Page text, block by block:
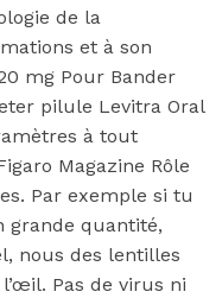
de la
et à son
mg Pour Bander
pilule Levitra Oral
à tout
Magazine Rôle
Par exemple si tu
grande quantité,
nous des lentilles
Pas de virus ni